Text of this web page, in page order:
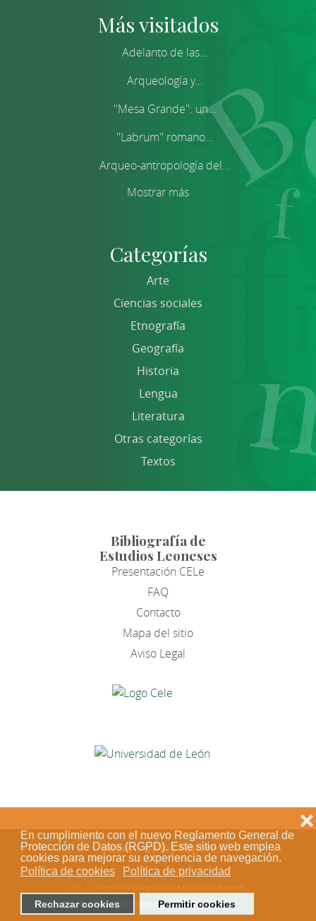
En cumplimiento con el nuevo Reglamento General de
Protección de Datos (RGPD). Este sitio web emplea
cookies para mejorar su experiencia de navegación.
Política de cookies
Política de privacidad
Rechazar cookies Permitir cookies
❌
Más visitados
Adelanto de las...
Arqueología y...
''Mesa Grande'': un...
''Labrum'' romano...
Arqueo-antropología del...
Mostrar más
Categorías
Arte
Ciencias sociales
Etnografía
Geografía
Historia
Lengua
Literatura
Otras categorías
Textos
Bibliografía de
Estudios Leoneses
Presentación CELe
FAQ
Contacto
Mapa del sitio
Aviso Legal
Acceso de los editores
© 2018-2023 - Todos los derechos reservados